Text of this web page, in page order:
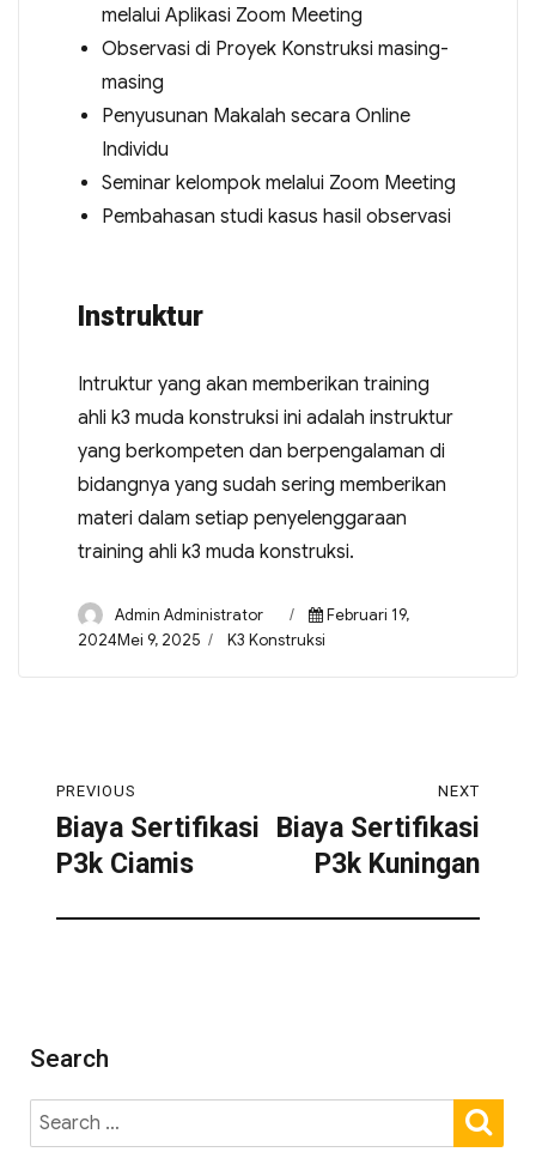
melalui Aplikasi Zoom Meeting
Observasi di Proyek Konstruksi masing-
masing
Penyusunan Makalah secara Online
Individu
Seminar kelompok melalui Zoom Meeting
Pembahasan studi kasus hasil observasi
Instruktur
Intruktur yang akan memberikan training
ahli k3 muda konstruksi ini adalah instruktur
yang berkompeten dan berpengalaman di
bidangnya yang sudah sering memberikan
materi dalam setiap penyelenggaraan
training ahli k3 muda konstruksi.
Admin Administrator
Februari 19,
2024Mei 9, 2025
K3 Konstruksi
PREVIOUS
Biaya Sertifikasi
P3k Ciamis
NEXT
Biaya Sertifikasi
P3k Kuningan
Search